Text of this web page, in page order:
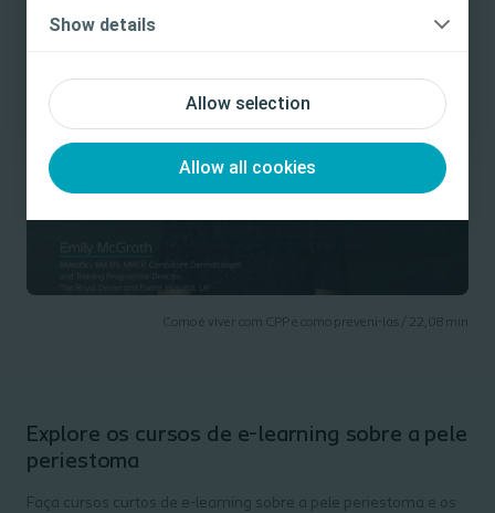
Allow selection
Allow all cookies
Show details
Como é viver com CPP e como preveni-las / 22,08 min
Explore os cursos de e-learning sobre a pele
periestoma
Faça cursos curtos de e-learning sobre a pele periestoma e os